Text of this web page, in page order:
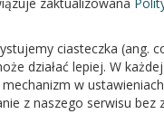
INTERNETOWY GMINY
ciasteczka (ang.
działać lepiej. W
w
z naszego serwisu bez